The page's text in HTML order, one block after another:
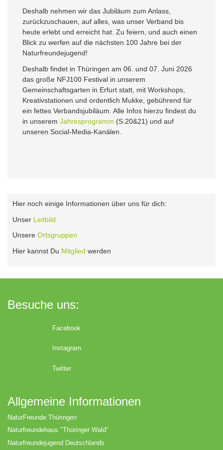
Deshalb nehmen wir das Jubiläum zum Anlass,
zurückzuschauen, auf alles, was unser Verband bis
heute erlebt und erreicht hat. Zu feiern, und auch einen
Blick zu werfen auf die nächsten 100 Jahre bei der
Naturfreundejugend!
Deshalb findet in Thüringen am 06. und 07. Juni 2026
das große NFJ100 Festival in unserem
Gemeinschaftsgarten in Erfurt statt, mit Workshops,
Kreativstationen und ordentlich Mukke, gebührend für
ein fettes Verbandsjubiläum. Alle Infos hierzu findest du
in unserem Jahresprogramm (S.20&21) und auf
unseren Social-Media-Kanälen.
Hier noch einige Informationen über uns für dich:
Unser Leitbild
Unsere Ortsgruppen
Hier kannst Du Mitglied werden
Besuche uns:
Facebook
Instagram
Twitter
Allgemeine Informationen
NaturFreunde Thüringen
Naturfreundehaus "Thüringer Wald"
Naturfreundejugend Deutschlands